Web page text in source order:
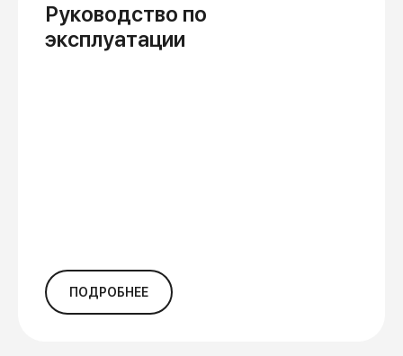
Руководство по
эксплуатации
ПОДРОБНЕЕ